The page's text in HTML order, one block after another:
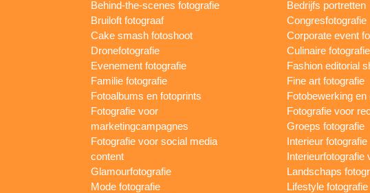
Behind-the-scenes fotografie
Bruiloft fotograaf
Cake smash fotoshoot
Dronefotografie
Evenement fotografie
Familie fotografie
Fotoalbums en fotoprints
Fotografie voor
marketingcampagnes
Fotografie voor social media
content
Glamourfotografie
Mode fotografie
Bedrijfs portretten
Congresfotografie
Corporate event
Culinaire fotografie
Fashion editorial
Fine art fotografie
Fotobewerking en
Fotografie voor
Groeps fotografie
Interieur fotografie
Interieurfotografie
Landschaps
Lifestyle fotografie